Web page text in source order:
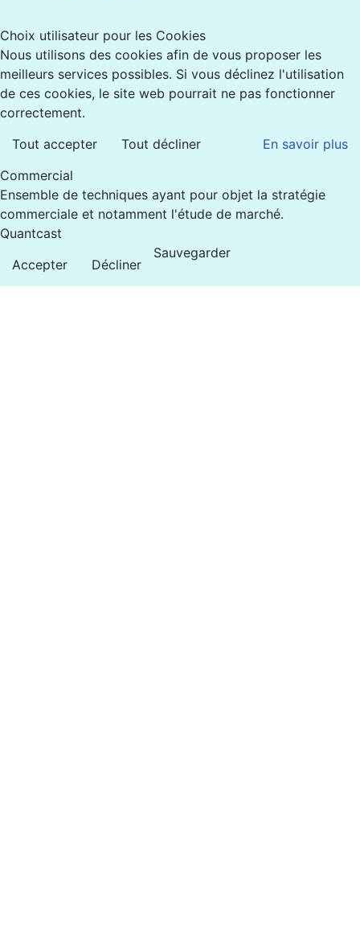
Choix utilisateur pour les Cookies
Nous utilisons des cookies afin de vous proposer les
meilleurs services possibles. Si vous déclinez l'utilisation
de ces cookies, le site web pourrait ne pas fonctionner
correctement.
Tout accepter
Tout décliner
En savoir plus
Commercial
Ensemble de techniques ayant pour objet la stratégie
commerciale et notamment l'étude de marché.
Quantcast
Accepter
Décliner
Sauvegarder